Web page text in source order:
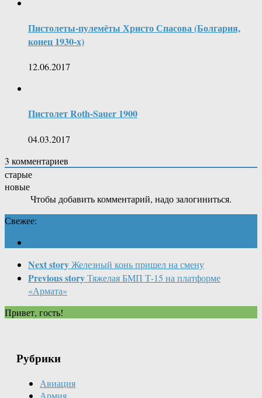
Пистолеты-пулемёты Христо Спасова (Болгария,
конец 1930-х)
12.06.2017
Пистолет Roth-Sauer 1900
04.03.2017
3 комментариев
старые
новые
Чтобы добавить комментарий, надо залогиниться.
Свежее:
Next storyЖелезный конь пришел на смену
Previous storyТяжелая БМП Т-15 на платформе
«Армата»
Привет, гость!
Рубрики
Авиация
Армия